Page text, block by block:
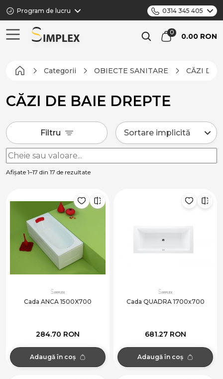
Program de lucru 0314 345 405
0.00 RON
Categorii OBIECTE SANITARE CĂZI DE
CĂZI DE BAIE DREPTE
Afișate 1–17 din 17 de rezultate
Filtru
Cada ANCA 1500X700
284.70 RON
Adaugă în coș
Cada QUADRA 1700x700
681.27 RON
Adaugă în coș